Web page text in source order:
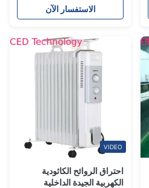
الاستفسار الآن
VIDEO
احتراق الروائح الكاثودية
الكهربية الجيدة الداخلية